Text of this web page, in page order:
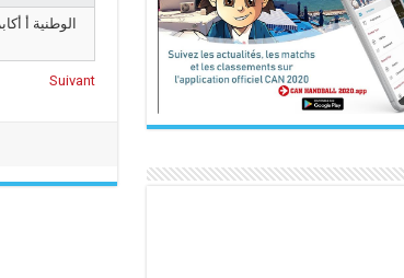
الوطنية أ
Suivant